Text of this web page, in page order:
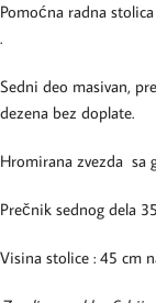
Pomoćna radna
.
Sedni deo masivan,
dezena bez doplate.
Hromirana zvezda sa
Prečnik sednog dela
Visina stolice : 45 cm